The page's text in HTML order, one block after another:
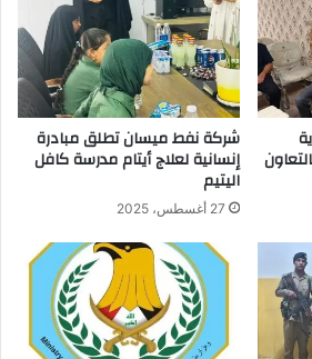
شركة نفط ميسان تطلق مبادرة
إنسانية لعلاج أيتام مدرسة كافل
اليتيم
27 أغسطس، 2025